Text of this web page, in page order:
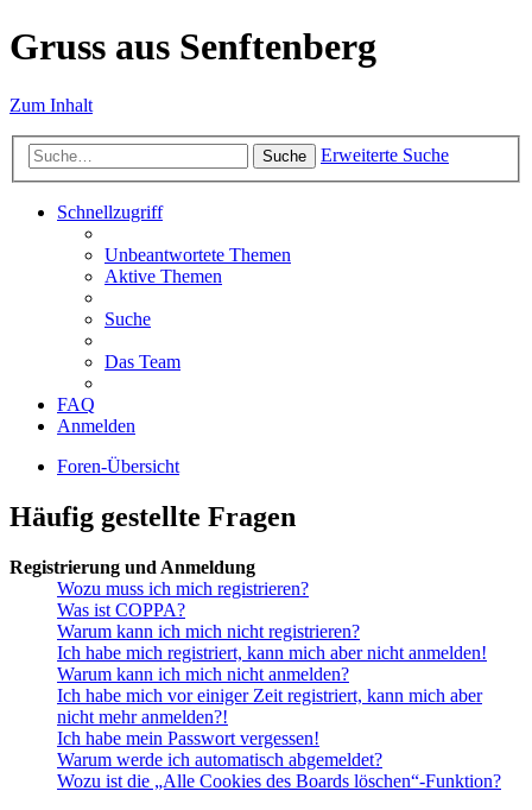
Gruss aus Senftenberg
Zum Inhalt
Suche Erweiterte Suche
Schnellzugriff
Unbeantwortete Themen
Aktive Themen
Suche
Das Team
FAQ
Anmelden
Foren-Übersicht
Häufig gestellte Fragen
Registrierung und Anmeldung
Wozu muss ich mich registrieren?
Was ist COPPA?
Warum kann ich mich nicht registrieren?
Ich habe mich registriert, kann mich aber nicht anmelden!
Warum kann ich mich nicht anmelden?
Ich habe mich vor einiger Zeit registriert, kann mich aber
nicht mehr anmelden?!
Ich habe mein Passwort vergessen!
Warum werde ich automatisch abgemeldet?
Wozu ist die „Alle Cookies des Boards löschen“-Funktion?